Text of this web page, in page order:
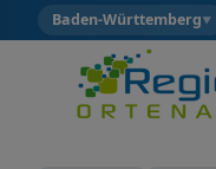
Baden-Württemberg▼